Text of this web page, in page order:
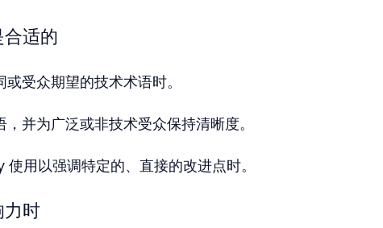
适的
受众期望的技术术语时。
并为广泛或非技术受众保持清晰度。
用以强调特定的、直接的改进点时。
时